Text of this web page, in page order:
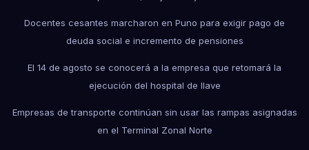
Docentes cesantes marcharon en Puno para exigir pago de
deuda social e incremento de pensiones
El 14 de agosto se conocerá a la empresa que retomará la
ejecución del hospital de Ilave
Empresas de transporte continúan sin usar las rampas asignadas
en el Terminal Zonal Norte